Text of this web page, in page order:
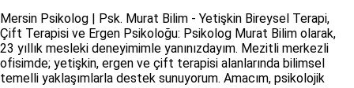
Mersin Psikolog | Psk. Murat Bilim - Yetişkin Bireysel Terapi,
Çift Terapisi ve Ergen Psikoloğu: Psikolog Murat Bilim olarak,
23 yıllık mesleki deneyimimle yanınızdayım. Mezitli merkezli
ofisimde; yetişkin, ergen ve çift terapisi alanlarında bilimsel
temelli yaklaşımlarla destek sunuyorum. Amacım, psikolojik